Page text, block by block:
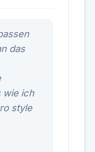
das
wie ich
style